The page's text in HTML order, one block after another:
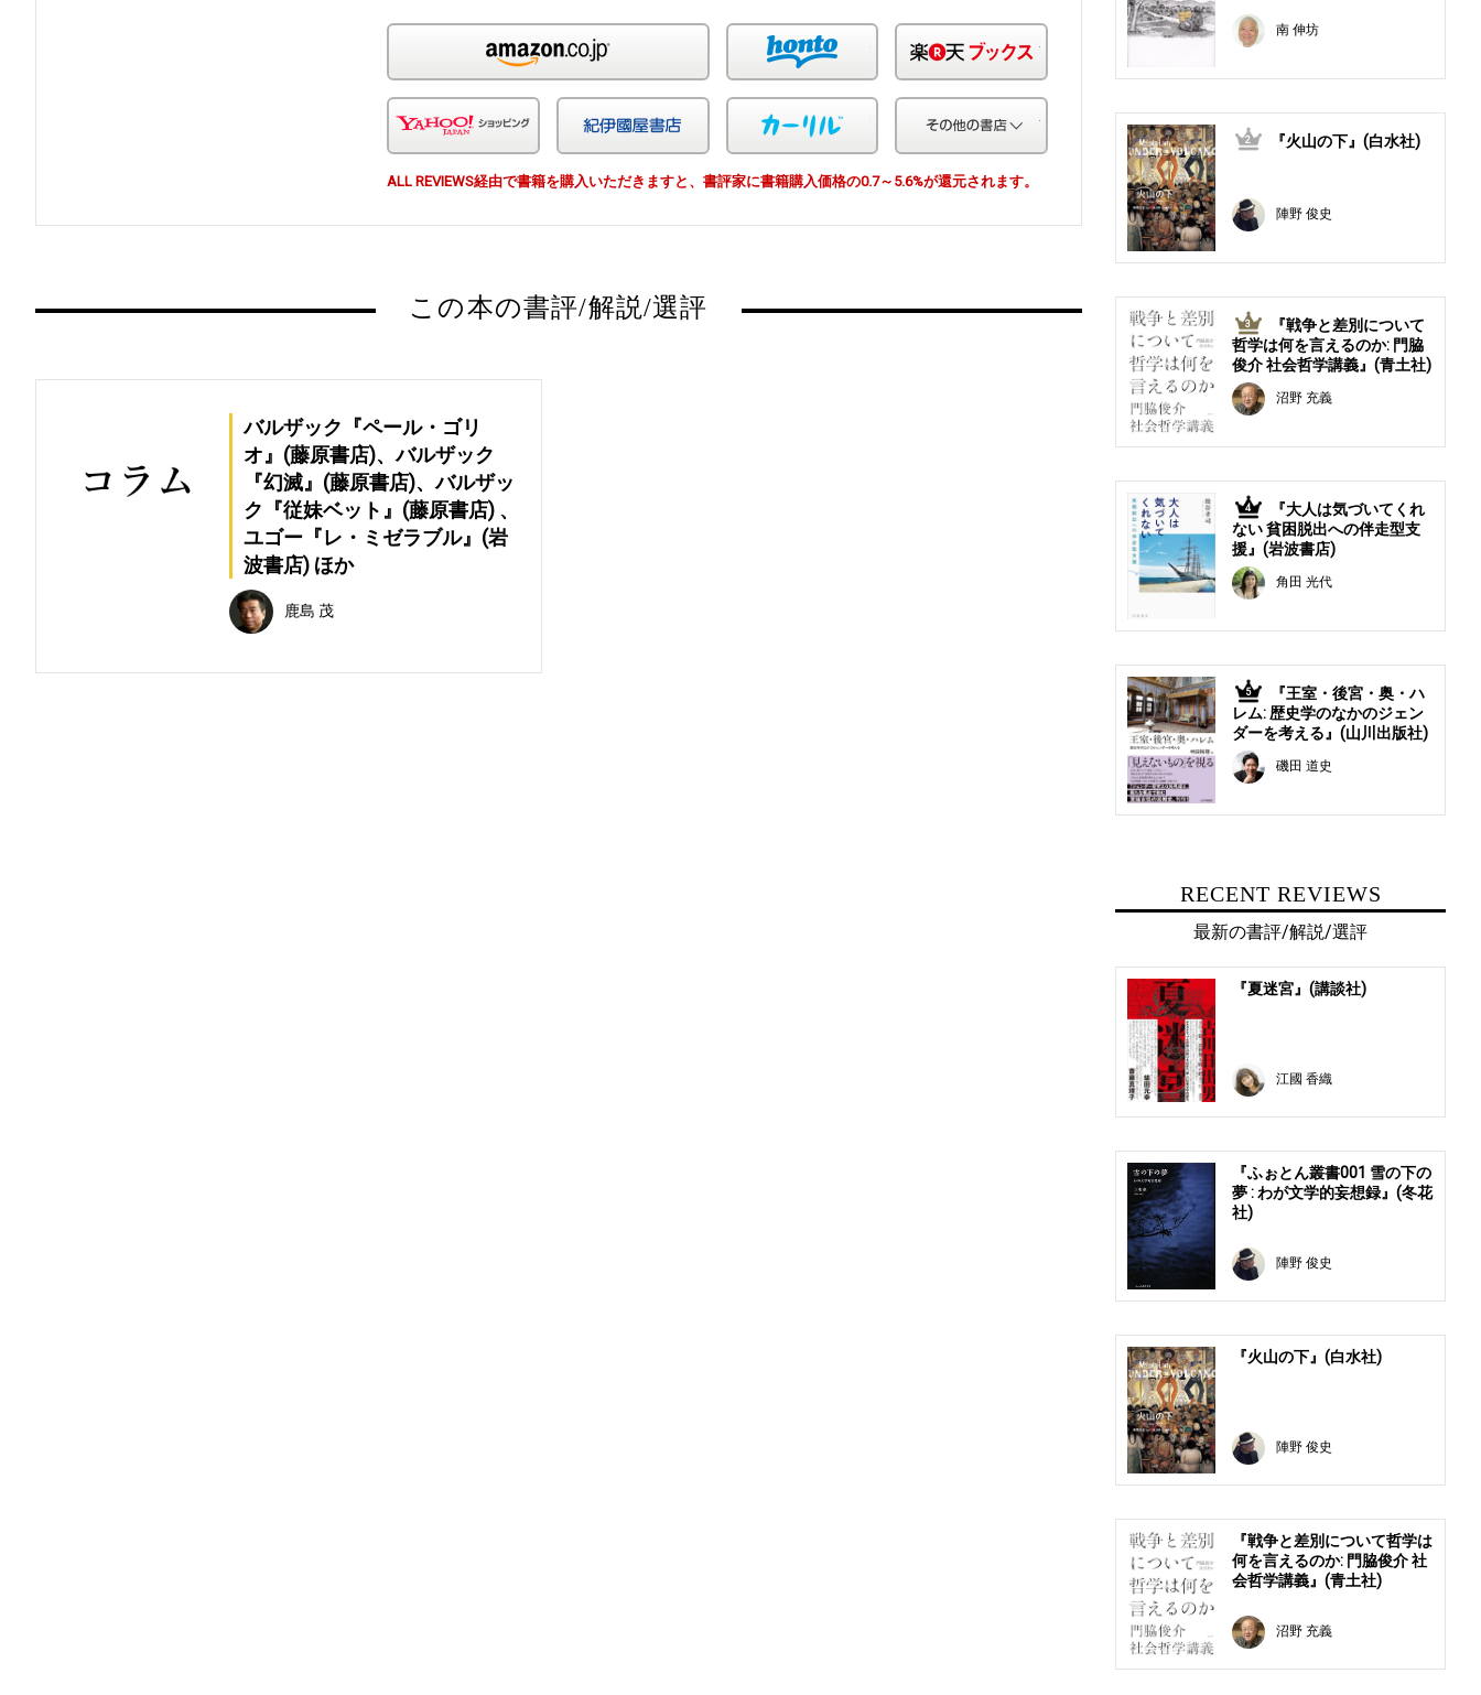
楽天ブックス
Yahoo!ショッピング その他の書店
ALL REVIEWS経由で書籍を購入いただきますと、書評家に書籍購入価格の0.7～5.6%が還元されます。
この本の書評/解説/選評
バルザック『ペール・ゴリ
オ』(藤原書店)、バルザック
『幻滅』(藤原書店)、バルザッ
ク『従妹ベット』(藤原書店) 、
ユゴー『レ・ミゼラブル』(岩
波書店) ほか
鹿島 茂
南 伸坊
2 『火山の下』(白水社)
陣野 俊史
3
『戦争と差別について
哲学は何を言えるのか: 門脇
俊介 社会哲学講義』(青土社)
沼野 充義
4
『大人は気づいてくれ
ない 貧困脱出への伴走型支
援』(岩波書店)
角田 光代
5
『王室・後宮・奥・ハ
レム: 歴史学のなかのジェン
ダーを考える』(山川出版社)
磯田 道史
RECENT REVIEWS
最新の書評/解説/選評
『夏迷宮』(講談社)
江國 香織
『ふぉとん叢書001 雪の下の
夢 : わが文学的妄想録』(冬花
社)
陣野 俊史
『火山の下』(白水社)
陣野 俊史
『戦争と差別について哲学は
何を言えるのか: 門脇俊介 社
会哲学講義』(青土社)
沼野 充義